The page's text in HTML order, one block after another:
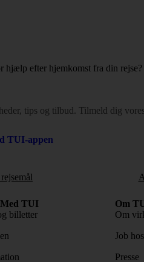
hjælp efter hjemkomst fra din
tips og tilbud. Tilmeld dig
TUI-appen
TUI
billetter
Om
Om
Job
Presse